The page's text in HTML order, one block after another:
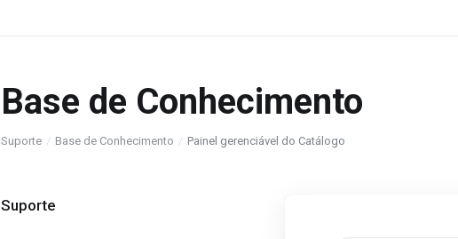
Base de Conhecimento
Suporte Base de Conhecimento Painel gerenciável do Catálogo
Suporte